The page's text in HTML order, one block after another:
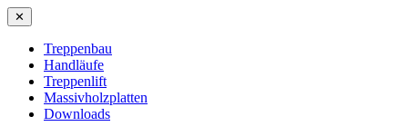
✕
Treppenbau
Handläufe
Treppenlift
Massivholzplatten
Downloads